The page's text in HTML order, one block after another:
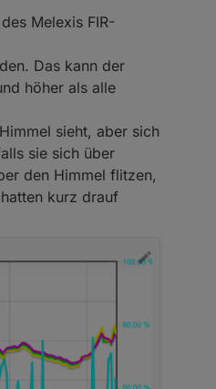
Melexis FIR-
Das kann der
höher als alle
sieht, aber sich
sie sich über
den Himmel flitzen,
kurz drauf